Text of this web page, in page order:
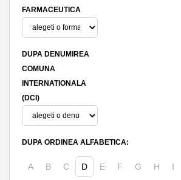
FARMACEUTICA
DUPA DENUMIREA
COMUNA
INTERNATIONALA
(DCI)
DUPA ORDINEA ALFABETICA:
A B C D E F G H I